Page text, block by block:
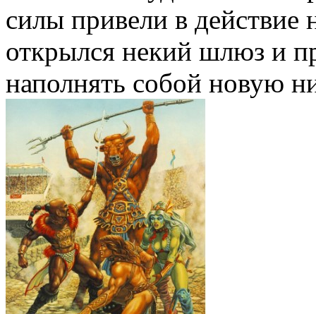
силы привели в
открылся некий шлюз и
наполнять собой новую